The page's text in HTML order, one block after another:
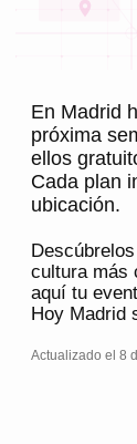
En Madrid
próxima
ellos
Cada plan
ubicación.
cultura más
aquí tu
Hoy Madrid
Actualizado el 8